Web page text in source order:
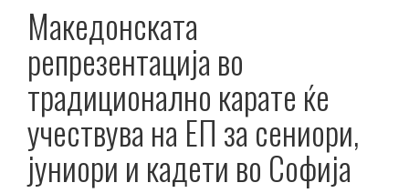
Македонската
репрезентација во
традиционално карате ќе
учествува на ЕП за сениори,
јуниори и кадети во Софија